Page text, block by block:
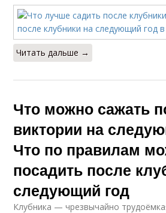
Читать дальше →
Что можно сажать
виктории на
Что по правилам
посадить после
следующий год
Клубника — чрезвычайно